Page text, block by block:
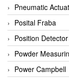
Bestech
BETA
Bifold
Bihl+wiedemann
Bihl+wiedemann
Pneumatic
Posital Fraba
Position
Powder
Power Campbell